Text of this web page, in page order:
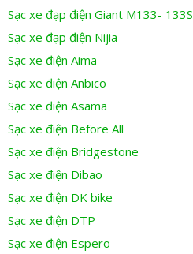
Sạc xe đạp điện Giant M133- 133S
Sạc xe đạp điện Nijia
Sạc xe điện Aima
Sạc xe điện Anbico
Sạc xe điện Asama
Sạc xe điện Before All
Sạc xe điện Bridgestone
Sạc xe điện Dibao
Sạc xe điện DK bike
Sạc xe điện DTP
Sạc xe điện Espero